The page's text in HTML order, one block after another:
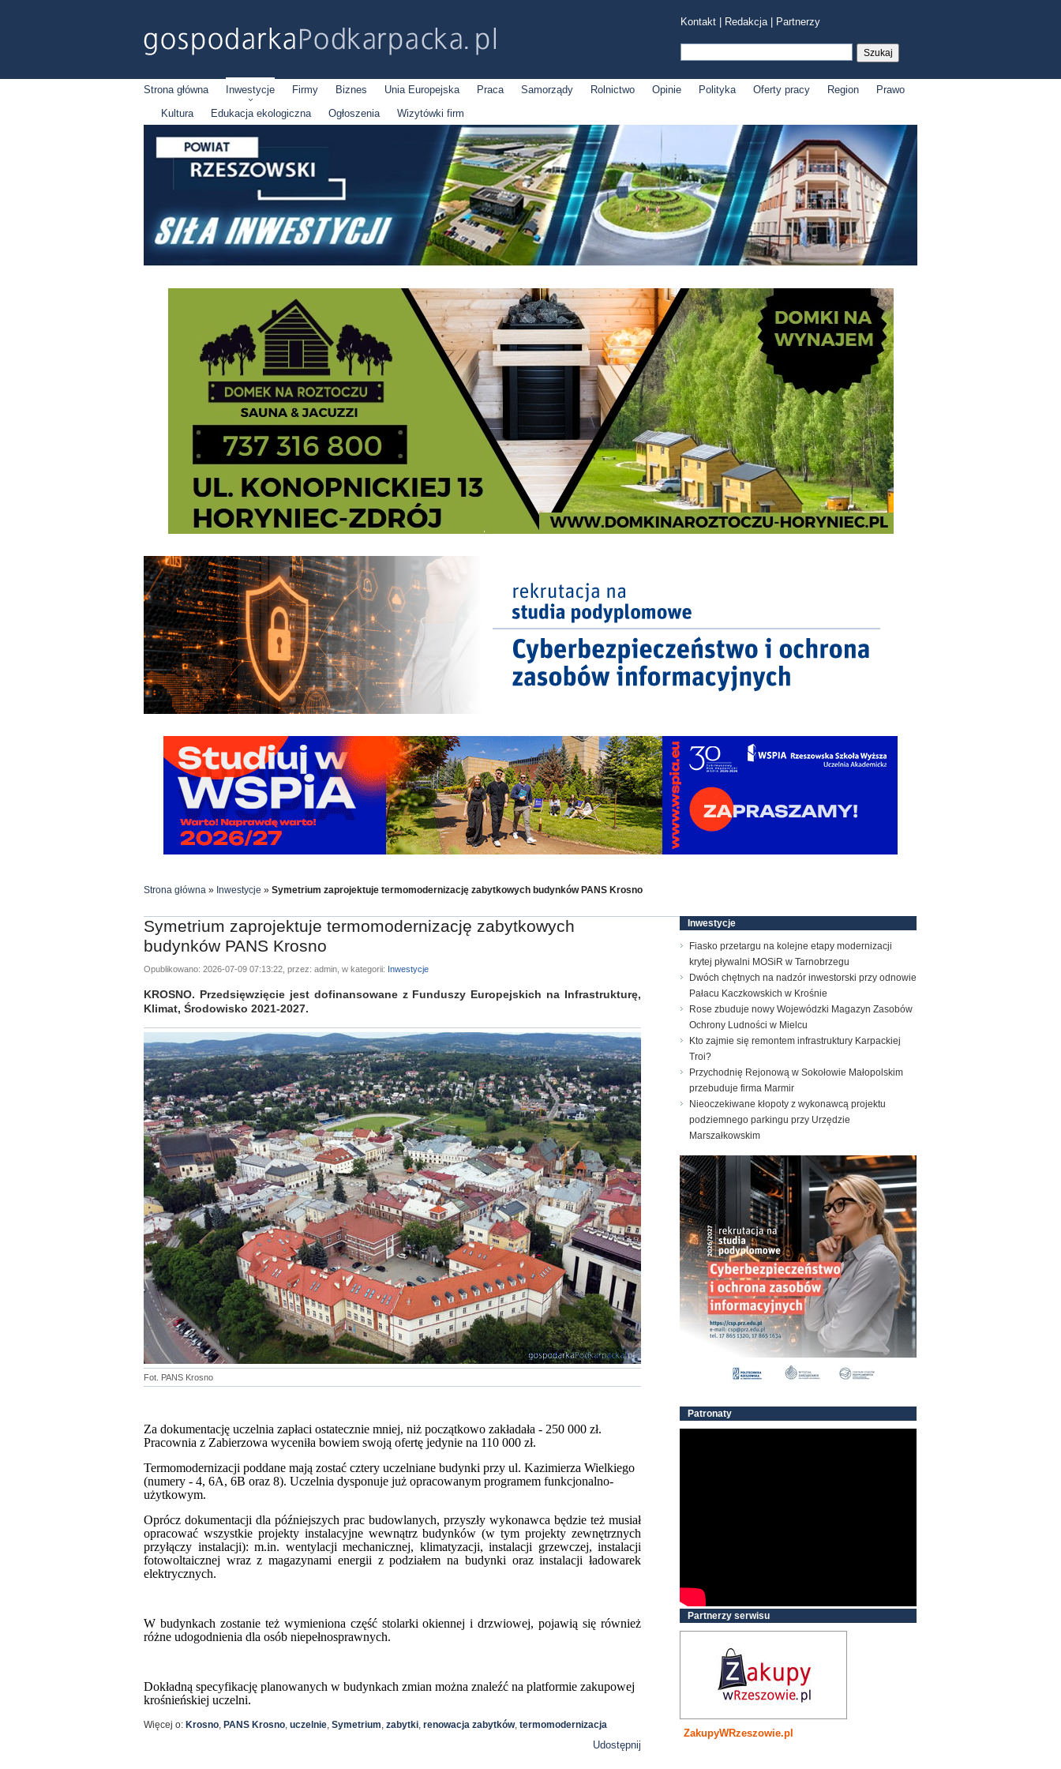
Kontakt Redakcja| Partnerzy
Strona główna Inwestycje Firmy Biznes Unia Europejska Praca Samorządy Rolnictwo Opinie Polityka Oferty pracy Region
Prawo
Kultura
Edukacja ekologiczna Ogłoszenia Wizytówki firm
Strona główna » Inwestycje » Symetrium zaprojektuje termomodernizację zabytkowych budynków PANS Krosno
Symetrium zaprojektuje termomodernizację zabytkowych
budynków PANS Krosno
Opublikowano: 2026-07-09 07:13:22, przez: admin, w kategorii: Inwestycje
KROSNO. Przedsięwzięcie jest dofinansowane z Funduszy Europejskich na Infrastrukturę,
Klimat, Środowisko 2021-2027.
Fot. PANS Krosno
Za dokumentację uczelnia zapłaci ostatecznie mniej, niż początkowo zakładała - 250 000 zł.
Pracownia z Zabierzowa wyceniła bowiem swoją ofertę jedynie na 110 000 zł.
Termomodernizacji poddane mają zostać cztery uczelniane budynki przy ul. Kazimierza Wielkiego
(numery - 4, 6A, 6B oraz 8). Uczelnia dysponuje już opracowanym programem funkcjonalno-
użytkowym.
Oprócz dokumentacji dla późniejszych prac budowlanych, przyszły wykonawca będzie też musiał
opracować wszystkie projekty instalacyjne wewnątrz budynków (w tym projekty zewnętrznych
przyłączy instalacji): m.in. wentylacji mechanicznej, klimatyzacji, instalacji grzewczej, instalacji
fotowoltaicznej wraz z magazynami energii z podziałem na budynki oraz instalacji ładowarek
elektrycznych.
W budynkach zostanie też wymieniona część stolarki okiennej i drzwiowej, pojawią się również
różne udogodnienia dla osób niepełnosprawnych.
Dokładną specyfikację planowanych w budynkach zmian można znaleźć na platformie zakupowej
krośnieńskiej uczelni.
Więcej o: Krosno, PANS Krosno, uczelnie, Symetrium, zabytki, renowacja zabytków, termomodernizacja
Udostępnij
Inwestycje
Fiasko przetargu na kolejne etapy modernizacji
krytej pływalni MOSiR w Tarnobrzegu
Dwóch chętnych na nadzór inwestorski przy odnowie
Pałacu Kaczkowskich w Krośnie
Rose zbuduje nowy Wojewódzki Magazyn Zasobów
Ochrony Ludności w Mielcu
Kto zajmie się remontem infrastruktury Karpackiej
Troi?
Przychodnię Rejonową w Sokołowie Małopolskim
przebuduje firma Marmir
Nieoczekiwane kłopoty z wykonawcą projektu
podziemnego parkingu przy Urzędzie
Marszałkowskim
Patronaty
Partnerzy serwisu
ZakupyWRzeszowie.pl